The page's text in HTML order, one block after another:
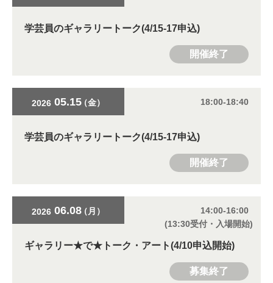
学芸員のギャラリートーク(4/15-17申込)
開催終了
2026 05.15（金） 18:00-18:40
学芸員のギャラリートーク(4/15-17申込)
開催終了
2026 06.08（月）
14:00-16:00
(13:30受付・入場開始)
ギャラリー★で★トーク・アート(4/10申込開始)
募集終了